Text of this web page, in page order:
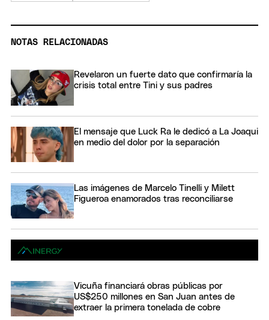
NOTAS RELACIONADAS
Revelaron un fuerte dato que confirmaría la
crisis total entre Tini y sus padres
El mensaje que Luck Ra le dedicó a La Joaqui
en medio del dolor por la separación
Las imágenes de Marcelo Tinelli y Milett
Figueroa enamorados tras reconciliarse
Vicuña financiará obras públicas por
US$250 millones en San Juan antes de
extraer la primera tonelada de cobre